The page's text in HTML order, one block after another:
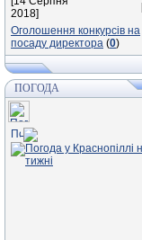
2018]
Оголошення конкурсів на
посаду директора (0)
ПОГОДА